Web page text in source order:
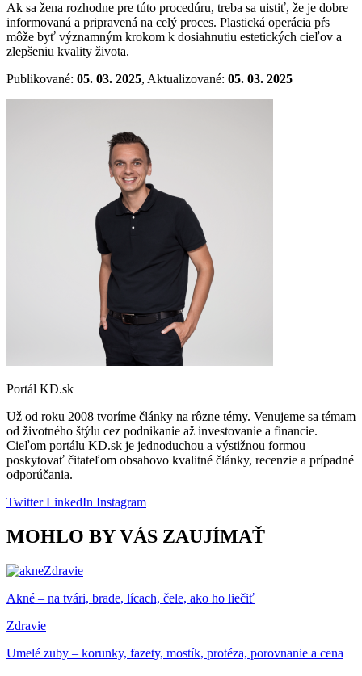
Ak sa žena rozhodne pre túto procedúru, treba sa uistiť, že je dobre
informovaná a pripravená na celý proces. Plastická operácia pŕs
môže byť významným krokom k dosiahnutiu estetických cieľov a
zlepšeniu kvality života.
Publikované: 05. 03. 2025, Aktualizované: 05. 03. 2025
Portál KD.sk
Už od roku 2008 tvoríme články na rôzne témy. Venujeme sa témam
od životného štýlu cez podnikanie až investovanie a financie.
Cieľom portálu KD.sk je jednoduchou a výstižnou formou
poskytovať čitateľom obsahovo kvalitné články, recenzie a prípadné
odporúčania.
TwitterLinkedIn Instagram
MOHLO BY VÁS ZAUJÍMAŤ
Zdravie
Akné – na tvári, brade, lícach, čele, ako ho liečiť
Zdravie
Umelé zuby – korunky, fazety, mostík, protéza, porovnanie a cena